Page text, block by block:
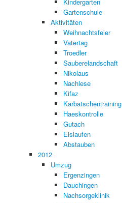
Gartenschule
Aktivitäten
Weihnachtsfeier
Vatertag
Troedler
Sauberelandschaft
Nikolaus
Nachlese
Kifaz
Karbatschentraining
Haeskontrolle
Gutach
Eislaufen
Abstauben
2012
Umzug
Ergenzingen
Dauchingen
Nachsorgeklinik